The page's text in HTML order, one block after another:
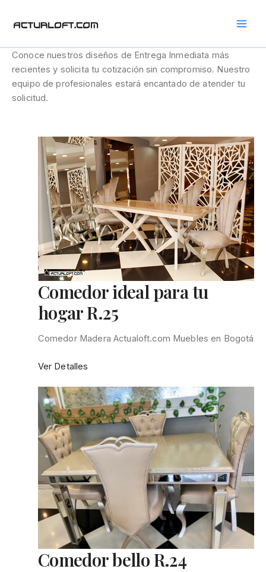
Conoce nuestros diseños de Entrega Inmediata más
recientes y solicita tu cotización sin compromiso. Nuestro
equipo de profesionales estará encantado de atender tu
solicitud.
Comedor ideal para tu
hogar R.25
Comedor Madera Actualoft.com Muebles en Bogotá
Ver Detalles
ideal
para
tu
hogar
R.25
Comedor bello R.24